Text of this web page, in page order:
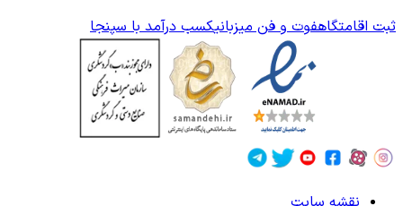
ثبت اقامتگاهفوت و فن میزبانیکسب درآمد با سپنجا